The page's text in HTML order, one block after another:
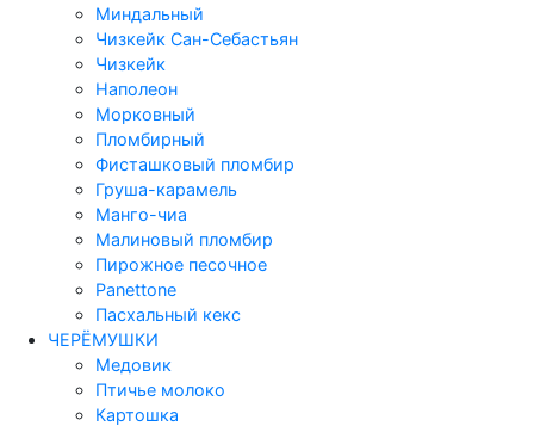
Миндальный
Чизкейк Сан-Себастьян
Чизкейк
Наполеон
Морковный
Пломбирный
Фисташковый пломбир
Груша-карамель
Манго-чиа
Малиновый пломбир
Пирожное песочное
Panettone
Пасхальный кекс
ЧЕРЁМУШКИ
Медовик
Птичье молоко
Картошка